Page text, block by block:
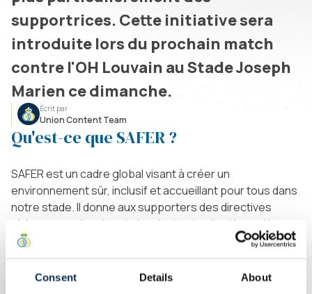
Consent Details About
supportrices. Cette initiative sera
introduite lors du prochain match
contre l'OH Louvain au Stade Joseph
Marien ce dimanche.
Écrit par
Union Content Team
Qu'est-ce que SAFER ?
SAFER est un cadre global visant à créer un
environnement sûr, inclusif et accueillant pour tous dans
notre stade. Il donne aux supporters des directives
claires pour aborder et signaler toute situation qui les
met mal à l'aise ou les fait se sentir en danger. Pour en